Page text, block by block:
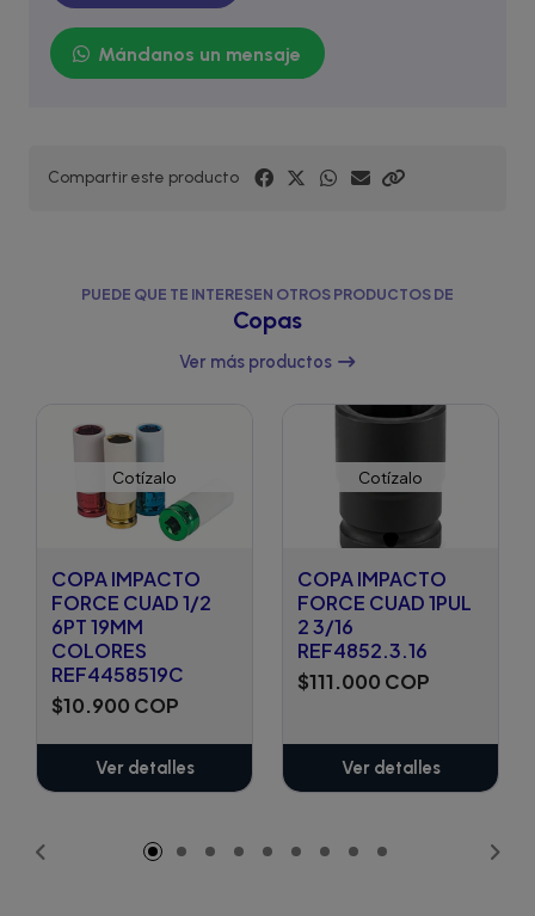
Mándanos un mensaje
Compartir este producto
PUEDE QUE TE INTERESEN OTROS PRODUCTOS DE
Copas
Ver más productos
Cotízalo
COPA IMPACTO
FORCE CUAD 1/2
6PT 19MM
COLORES
REF4458519C
$10.900 COP
Ver detalles
Cotízalo
COPA IMPACTO
FORCE CUAD 1PUL
2 3/16
REF4852.3.16
$111.000 COP
Ver detalles